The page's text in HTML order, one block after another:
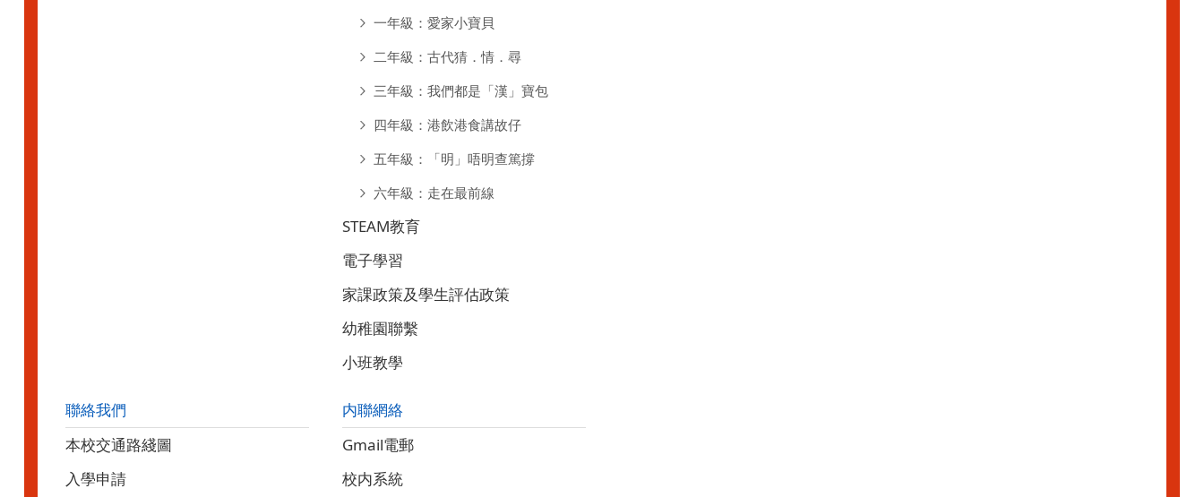
一年級：愛家小寶貝
二年級：古代猜．情．尋
三年級：我們都是「漢」寶包
四年級：港飲港食講故仔
五年級：「明」唔明查篤撐
六年級：走在最前線
STEAM教育
電子學習
家課政策及學生評估政策
幼稚園聯繫
小班教學
聯絡我們
本校交通路綫圖
入學申請
内聯網絡
Gmail電郵
校内系統